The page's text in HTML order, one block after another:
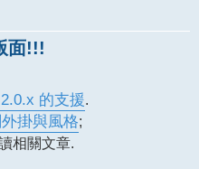
面!!!
的支援.
掛與風格;
相關文章.